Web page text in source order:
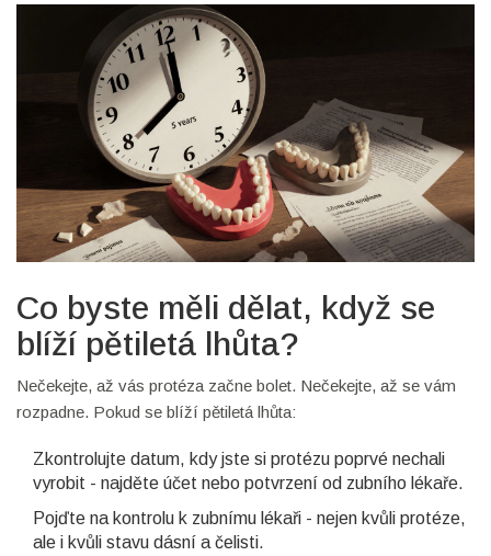
Co byste měli dělat, když se
blíží pětiletá lhůta?
Nečekejte, až vás protéza začne bolet. Nečekejte, až se vám
rozpadne. Pokud se blíží pětiletá lhůta:
Zkontrolujte datum, kdy jste si protézu poprvé nechali
vyrobit - najděte účet nebo potvrzení od zubního lékaře.
Pojďte na kontrolu k zubnímu lékaři - nejen kvůli protéze,
ale i kvůli stavu dásní a čelisti.